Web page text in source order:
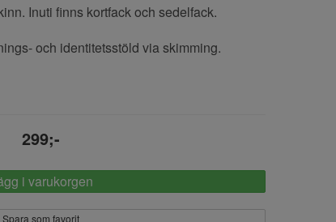
Inuti finns kortfack och sedelfack.
och identitetsstöld via skimming.
299;-
i varukorgen
Spara som favorit